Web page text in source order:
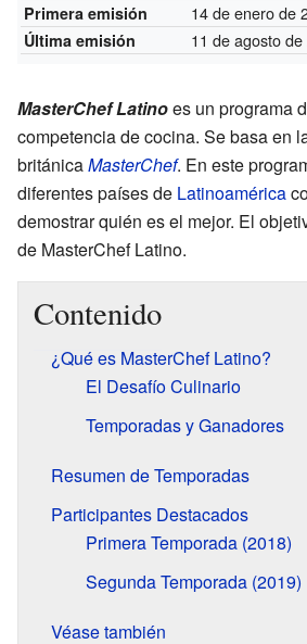
Primera emisión 14 de enero de
Última emisión 11 de agosto
MasterChef Latinoes un programa
competencia de cocina. Se basa en
británicaMasterChef. En este
diferentes países de Latinoamérica
demostrar quién es el mejor. El
de MasterChef Latino.
Contenido
¿Qué es MasterChef Latino?
El Desafío Culinario
Temporadas y Ganadores
Resumen de Temporadas
Participantes Destacados
Primera Temporada (2018)
Segunda Temporada (2019)
Véase también